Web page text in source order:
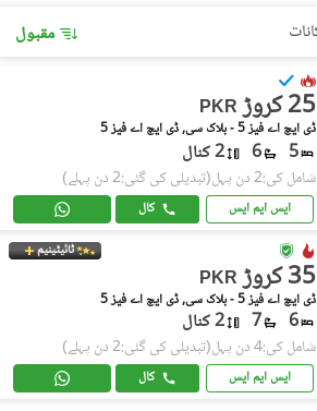
مقبول
PKR 25 کروڑ
ڈی ایچ اے فیز 5 - بلاک سی, ڈی ایچ اے فیز 5
5
6 2 کنال
شامل کی:2 دن پہل (تبدیلی کی گئی:2 دن پہلے)
ایس ایم ایس کال
ٹائیٹینیم
PKR 35 کروڑ
ڈی ایچ اے فیز 5 - بلاک سی, ڈی ایچ اے فیز 5
6
7 2 کنال
شامل کی:4 دن پہل (تبدیلی کی گئی:2 دن پہلے)
ایس ایم ایس کال